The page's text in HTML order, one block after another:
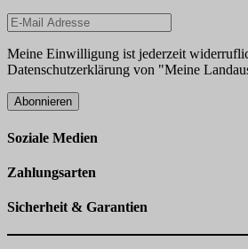
Meine Einwilligung ist jederzeit
Datenschutzerklärung von "Meine
Abonnieren
Soziale Medien
Zahlungsarten
Sicherheit & Garantien